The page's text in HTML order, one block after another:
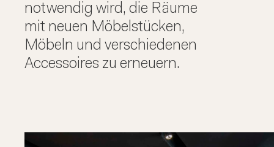
notwendig wird, die Räume
mit neuen Möbelstücken,
Möbeln und verschiedenen
Accessoires zu erneuern.